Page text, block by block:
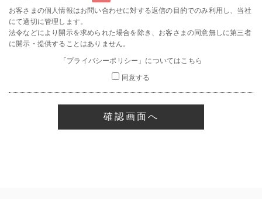
お客さまの個人情報はお問い合わせに対する返信の目的でのみ利用し、当社
にて適切に管理します。
法令などにより開示を求められた場合を除き、お客さまの同意無しに第三者
に開示・提供することはありません。
「プライバシーポリシー」についてはこちら
同意する